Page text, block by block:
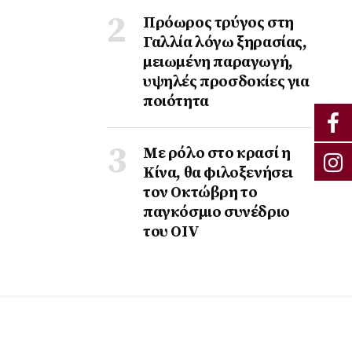
Πρόωρος τρύγος στη
Γαλλία λόγω ξηρασίας,
μειωμένη παραγωγή,
υψηλές προσδοκίες για
ποιότητα
Με ρόλο στο κρασί η
Κίνα, θα φιλοξενήσει
τον Οκτώβρη το
παγκόσμιο συνέδριο
του ΟΙV